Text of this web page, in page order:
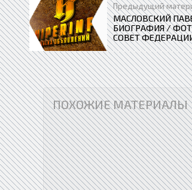
Предыдущий
МАСЛОВСКИЙ
БИОГРАФИЯ /
СОВЕТ
ПОХОЖИЕ МАТЕРИАЛЫ